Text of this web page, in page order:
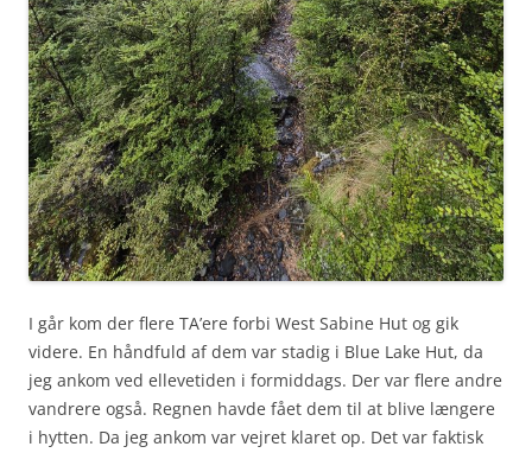
I går kom der flere TA’ere forbi West Sabine Hut og gik
videre. En håndfuld af dem var stadig i Blue Lake Hut, da
jeg ankom ved ellevetiden i formiddags. Der var flere andre
vandrere også. Regnen havde fået dem til at blive længere
i hytten. Da jeg ankom var vejret klaret op. Det var faktisk